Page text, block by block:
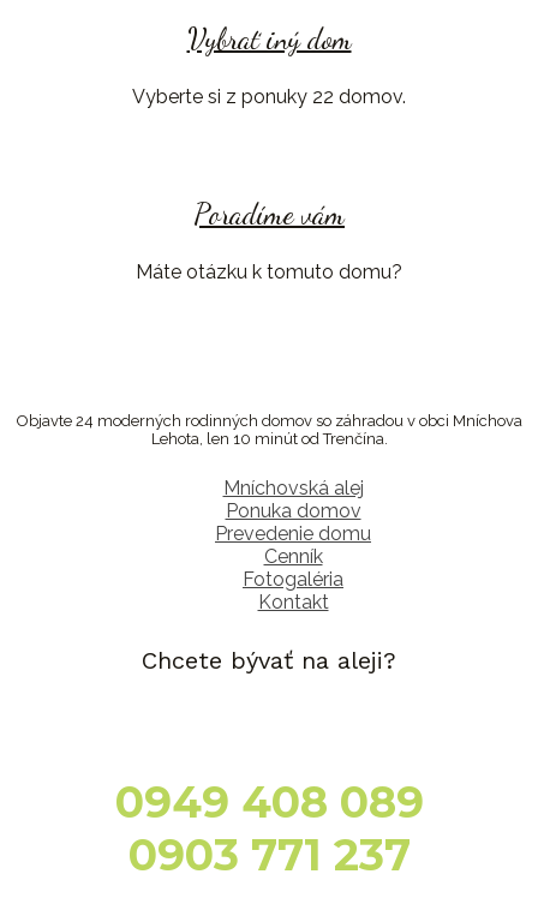
Vybrať iný dom
Vyberte si z ponuky 22 domov.
Poradíme vám
Máte otázku k tomuto domu?
Objavte 24 moderných rodinných domov so záhradou v obci Mníchova
Lehota, len 10 minút od Trenčína.
Mníchovská alej
Ponuka domov
Prevedenie domu
Cenník
Fotogaléria
Kontakt
Chcete bývať na aleji?
0949 408 089
0903 771 237